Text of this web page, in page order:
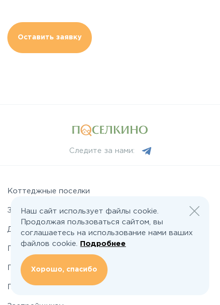
Оставить заявку
Следите за нами:
Коттеджные поселки
Земельные участки
Дома
Подряды домов
Промышленные поселки
Промышленные участки
Наш сайт использует файлы cookie.
Продолжая пользоваться сайтом, вы
соглашаетесь на использование нами ваших
файлов cookie.
Подробнее
Хорошо, спасибо